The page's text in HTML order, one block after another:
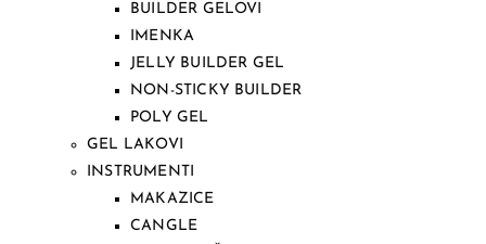
BUILDER GELOVI
IMENKA
JELLY BUILDER GEL
NON-STICKY BUILDER
POLY GEL
GEL LAKOVI
INSTRUMENTI
MAKAZICE
CANGLE